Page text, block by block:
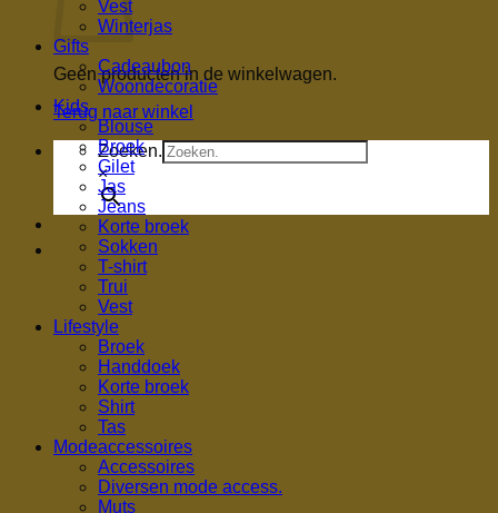
Geen producten in de winkelwagen.
Terug naar winkel
Zoeken.
×
Vest
Winterjas
Gifts
Cadeaubon
Woondecoratie
Kids
Blouse
Broek
Gilet
Jas
Jeans
Korte broek
Sokken
T-shirt
Trui
Vest
Lifestyle
Broek
Handdoek
Korte broek
Shirt
Tas
Modeaccessoires
Accessoires
Diversen mode access.
Muts